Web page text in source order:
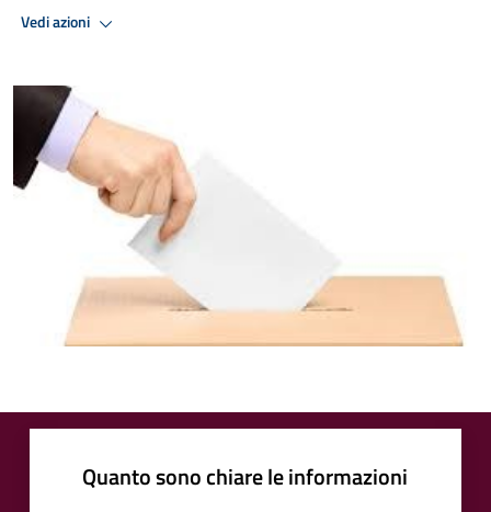
Vedi azioni
Quanto sono chiare le informazioni